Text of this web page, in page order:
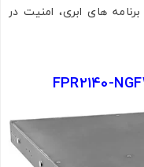
های ابری، امنیت در